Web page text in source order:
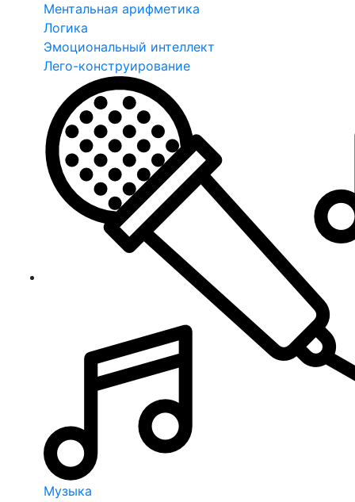
Ментальная арифметика
Логика
Эмоциональный интеллект
Лего-конструирование
Музыка